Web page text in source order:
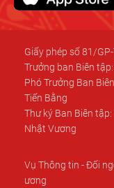
Giấy phép số 81/
Trưởng ban Biên
Phó Trưởng Ban
Tiến Bằng
Thư ký Ban Biên
Nhật Vương
Vụ Thông tin - Đối
ương